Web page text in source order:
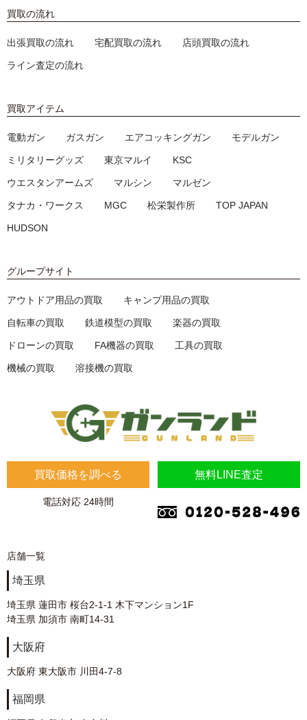
買取価格を調べる 無料LINE査定
電話対応 24時間
店舗一覧
埼玉県
埼玉県 蓮田市 桜台2-1-1 木下マンション1F
埼玉県 加須市 南町14-31
大阪府
大阪府 東大阪市 川田4-7-8
福岡県
買取の流れ
出張買取の流れ 宅配買取の流れ 店頭買取の流れ
ライン査定の流れ
買取アイテム
電動ガン ガスガン エアコッキングガン モデルガン
ミリタリーグッズ 東京マルイ KSC
ウエスタンアームズ マルシン マルゼン
タナカ・ワークス MGC 松栄製作所 TOP JAPAN
HUDSON
グループサイト
アウトドア用品の買取 キャンプ用品の買取
自転車の買取 鉄道模型の買取 楽器の買取
ドローンの買取 FA機器の買取 工具の買取
機械の買取 溶接機の買取